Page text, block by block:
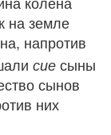
на земле
напротив
сие сыны
сынов
них